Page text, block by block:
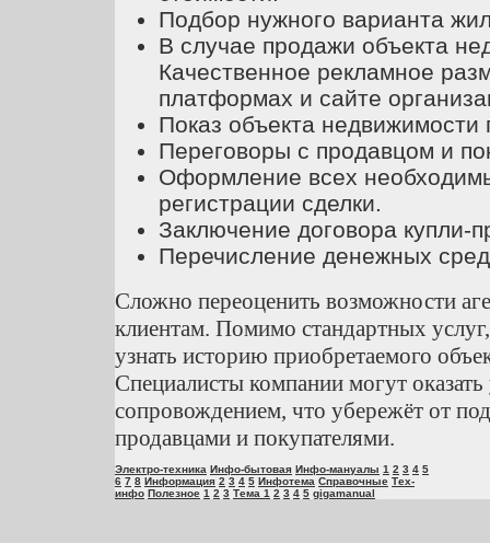
Подбор нужного варианта
В случае продажи объекта
Качественное рекламное
платформах и сайте
Показ объекта недвижимости
Переговоры с продавцом и
Оформление всех
регистрации сделки.
Заключение договора купли-
Перечисление денежных
Сложно переоценить возможности
клиентам. Помимо стандартных
узнать историю приобретаемого
Специалисты компании могут
сопровождением, что убережёт от
продавцами и покупателями.
Электро-техника Инфо-бытовая Инфо-мануалы 1 2 3 4 5
6 7 8 Информация 2 3 4 5 Инфотема Справочные Тех-
инфо Полезное 1 2 3 Тема 1 2 3 4 5 gigamanual